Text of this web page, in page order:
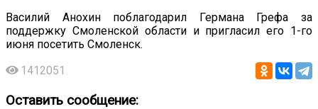
Василий Анохин поблагодарил Германа Грефа за
поддержку Смоленской области и пригласил его 1-го
июня посетить Смоленск.
1412051
Оставить сообщение: